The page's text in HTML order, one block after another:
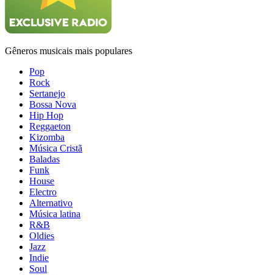
Gêneros musicais mais populares
Pop
Rock
Sertanejo
Bossa Nova
Hip Hop
Reggaeton
Kizomba
Música Cristã
Baladas
Funk
House
Electro
Alternativo
Música latina
R&B
Oldies
Jazz
Indie
Soul